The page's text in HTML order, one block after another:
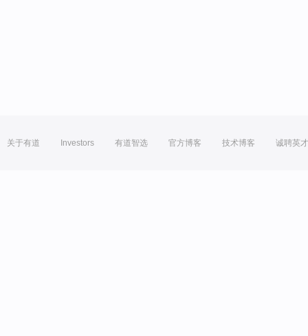
关于有道 Investors 有道智选 官方博客 技术博客 诚聘英才